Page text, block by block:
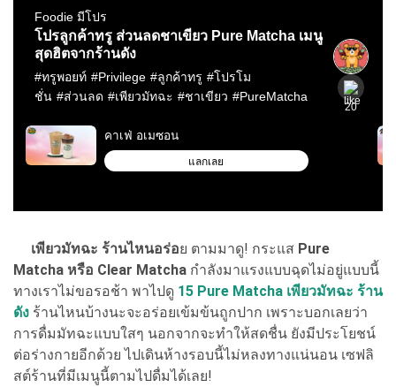
เพียวมัทฉะ ร้านไหนอร่อย ตามมาดู! กระแส Pure
Matcha หรือ Clear Matcha กำลังมาแรงแบบฉุดไม่อยู่แบบนี้
ทางเราไม่ขอรอช้า พาไปดู 15 Pure Matcha เพียวมัทฉะ ร้าน
ดัง ร้านไหนบ้างนะจะอร่อยเข้มข้นถูกปาก เพราะบอกเลยว่า
การดื่มมัทฉะแบบใสๆ นอกจากจะทำให้สดชื่น ยังมีประโยชน์
ต่อร่างกายอีกด้วย ไปเดินห้างรอบนี้ไม่หลงทางแน่นอน เซฟลิ
สต์ร้านที่มีเมนูนี้ตามไปดื่มได้เลย!